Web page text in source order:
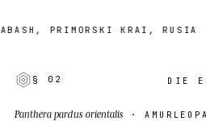
PRIMORSKI KRAI, RUSIA
§ 02 DIE
Panthera pardus orientalis ·